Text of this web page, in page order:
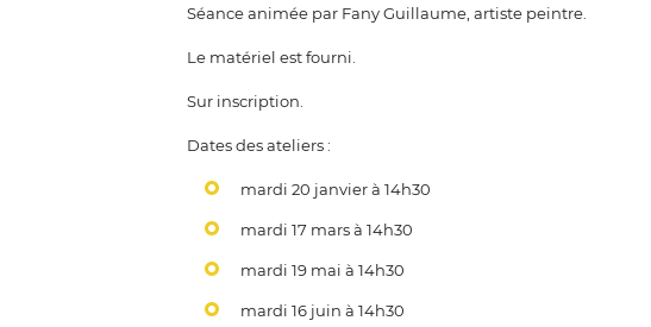
Séance animée par Fany Guillaume, artiste peintre.
Le matériel est fourni.
Sur inscription.
Dates des ateliers :
mardi 20 janvier à 14h30
mardi 17 mars à 14h30
mardi 19 mai à 14h30
mardi 16 juin à 14h30